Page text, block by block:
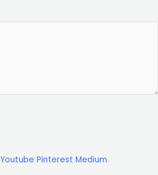
Youtube Pinterest Medium